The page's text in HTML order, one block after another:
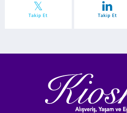
Takip Et Takip Et